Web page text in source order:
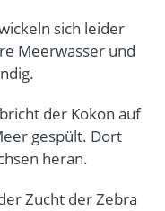
sich leider
Meerwasser und
der Kokon auf
gespült. Dort
heran.
Zucht der Zebra